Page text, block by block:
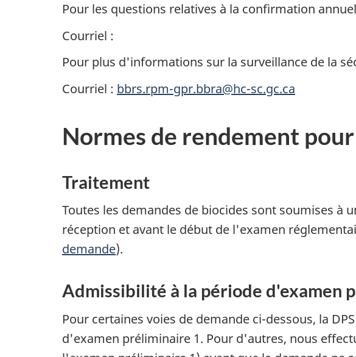
Pour les questions relatives à la confirmation
Courriel :
Pour plus d'informations sur la surveillance de la
Courriel : bbrs.rpm-gpr.bbra@hc-sc.gc.ca
Normes de rendement
Traitement
Toutes les demandes de biocides sont soumises à
réception et avant le début de l'examen
demande).
Admissibilité à la période d'examen
Pour certaines voies de demande ci-dessous, la
d'examen préliminaire 1. Pour d'autres, nous